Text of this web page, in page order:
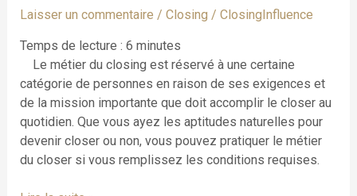
Laisser un commentaire / Closing / ClosingInfluence
Temps de lecture : 6 minutes
Le métier du closing est réservé à une certaine
catégorie de personnes en raison de ses exigences et
de la mission importante que doit accomplir le closer au
quotidien. Que vous ayez les aptitudes naturelles pour
devenir closer ou non, vous pouvez pratiquer le métier
du closer si vous remplissez les conditions requises.
métier
closer?